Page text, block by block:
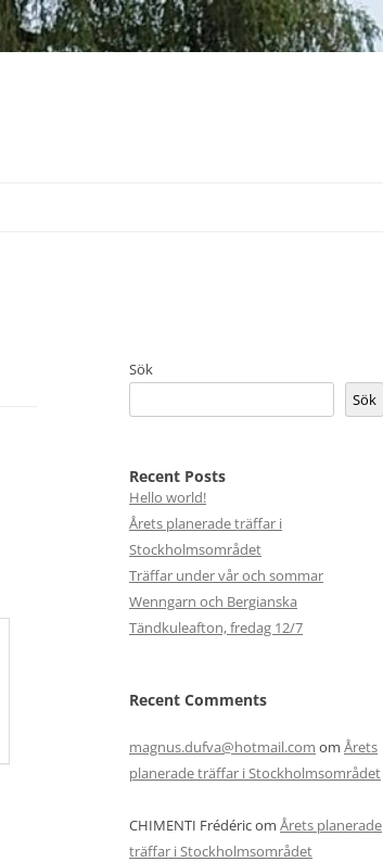
Sök
Sök
Recent Posts
Hello world!
Årets planerade träffar i
Stockholmsområdet
Träffar under vår och sommar
Wenngarn och Bergianska
Tändkuleafton, fredag 12/7
Recent Comments
magnus.dufva@hotmail.com om Årets
planerade träffar i Stockholmsområdet
CHIMENTI Frédéricom Årets planerade
träffar i Stockholmsområdet